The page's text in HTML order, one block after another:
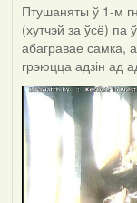
Птушаняты ў 1-м
(хутчэй за ўсё) па
абагравае самка,
грэюцца адзін ад